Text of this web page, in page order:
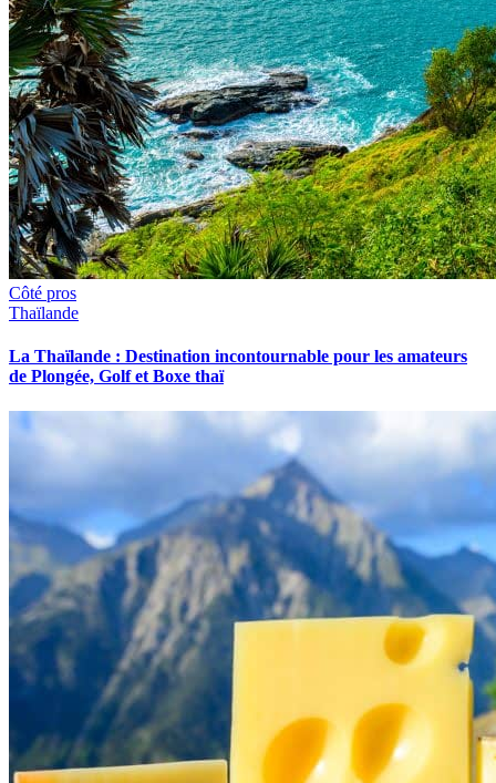
Côté pros
Thaïlande
La Thaïlande : Destination incontournable pour les amateurs
de Plongée, Golf et Boxe thaï